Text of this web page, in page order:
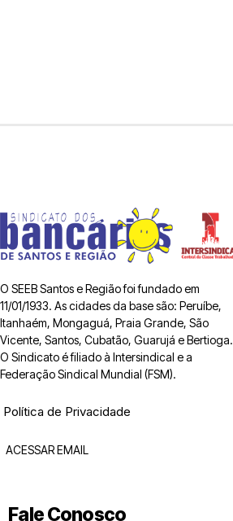
O SEEB Santos e Região foi fundado em
11/01/1933. As cidades da base são: Peruíbe,
Itanhaém, Mongaguá, Praia Grande, São
Vicente, Santos, Cubatão, Guarujá e Bertioga.
O Sindicato é filiado à Intersindical e a
Federação Sindical Mundial (FSM).
Política de Privacidade
ACESSAR EMAIL
Fale Conosco